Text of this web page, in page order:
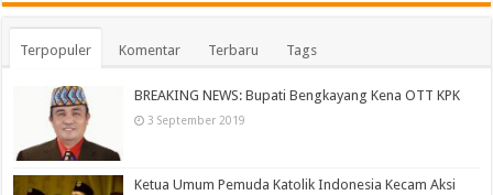
Terpopuler Komentar Terbaru Tags
BREAKING NEWS: Bupati Bengkayang Kena OTT KPK
3 September 2019
Ketua Umum Pemuda Katolik Indonesia Kecam Aksi